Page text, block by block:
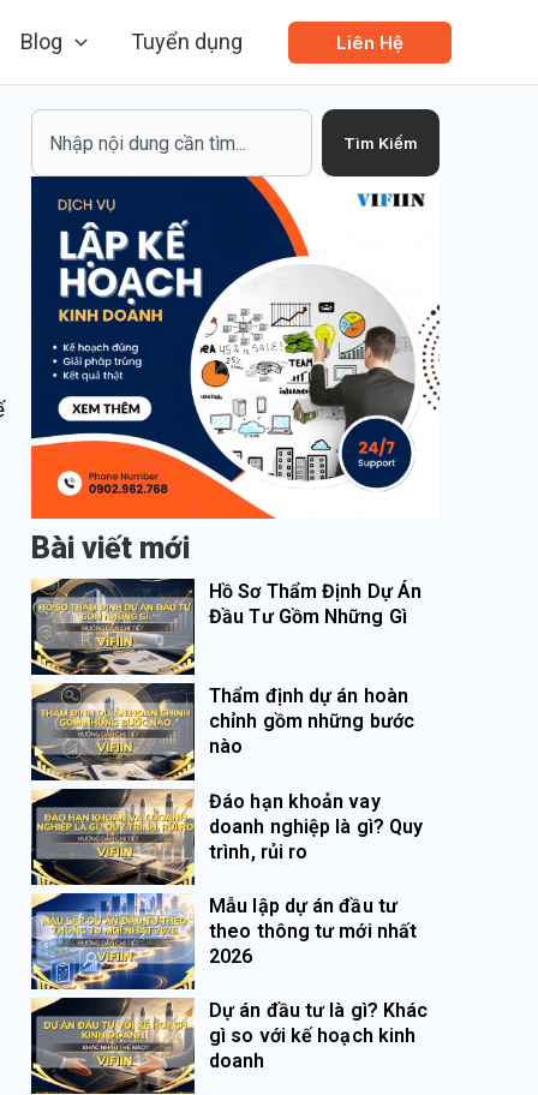
Blog Tuyển dụng Liên Hệ
Tìm Kiếm
Bài viết mới
Hồ Sơ Thẩm Định Dự Án
Đầu Tư Gồm Những Gì
Thẩm định dự án hoàn
chỉnh gồm những bước
nào
Đáo hạn khoản vay
doanh nghiệp là gì? Quy
trình, rủi ro
Mẫu lập dự án đầu tư
theo thông tư mới nhất
2026
Dự án đầu tư là gì? Khác
gì so với kế hoạch kinh
doanh